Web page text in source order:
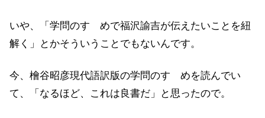
いや、「学問のすゝめで福沢諭吉が伝えたいことを紐
解く」とかそういうことでもないんです。
今、檜谷昭彦現代語訳版の学問のすゝめを読んでい
て、「なるほど、これは良書だ」と思ったので。